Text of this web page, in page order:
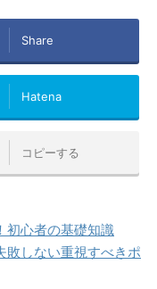
Share
Hatena
コピーする
初心者の基礎知識
敗しない重視すべきポ